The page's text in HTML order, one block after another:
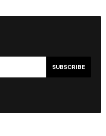
SUBSCRIBE